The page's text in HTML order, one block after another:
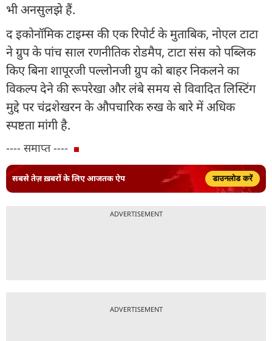
भी अनसुलझे हैं.
द इकोनॉमिक टाइम्स की एक रिपोर्ट के मुताबिक, नोएल टाटा
ने ग्रुप के पांच साल रणनीतिक रोडमैप, टाटा संस को पब्लिक
किए बिना शापूरजी पल्लोनजी ग्रुप को बाहर निकलने का
विकल्प देने की रूपरेखा और लंबे समय से विवादित लिस्टिंग
मुद्दे पर चंद्रशेखरन के औपचारिक रुख के बारे में अधिक
स्पष्टता मांगी है.
---- समाप्त ----
सबसे तेज़ ख़बरों के लिए आजतक ऐप डाउनलोड करें
ADVERTISEMENT
ADVERTISEMENT